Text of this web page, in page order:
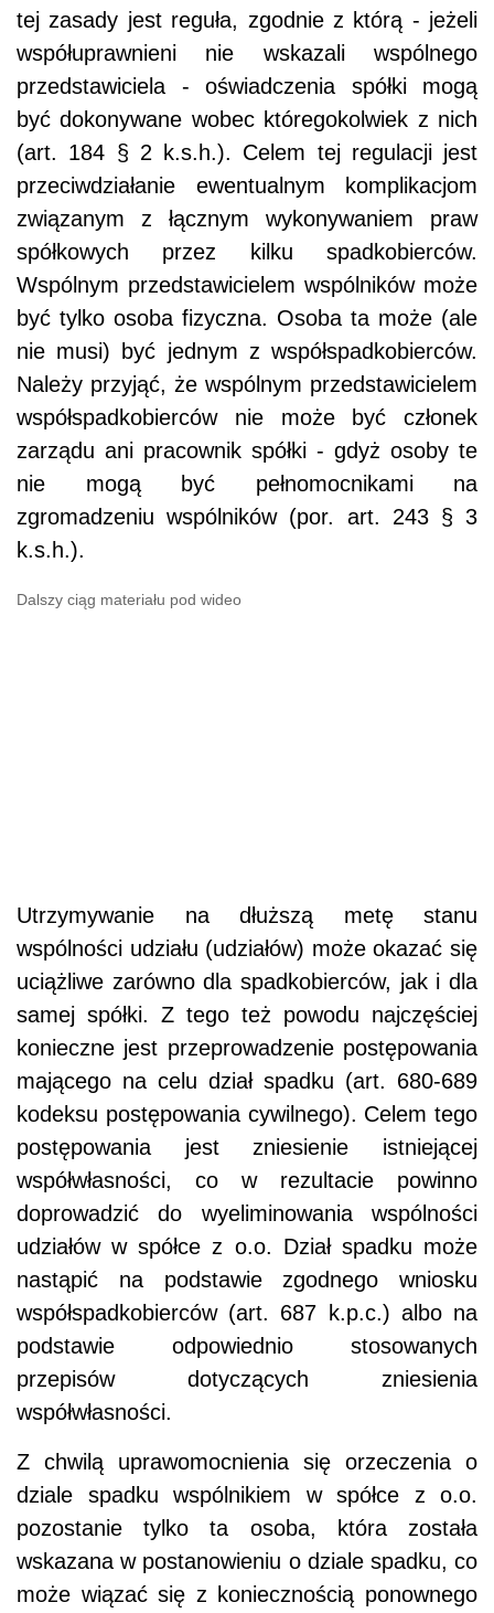
tej zasady jest reguła, zgodnie z którą - jeżeli
współuprawnieni nie wskazali wspólnego
przedstawiciela - oświadczenia spółki mogą
być dokonywane wobec któregokolwiek z nich
(art. 184 § 2 k.s.h.). Celem tej regulacji jest
przeciwdziałanie ewentualnym komplikacjom
związanym z łącznym wykonywaniem praw
spółkowych przez kilku spadkobierców.
Wspólnym przedstawicielem wspólników może
być tylko osoba fizyczna. Osoba ta może (ale
nie musi) być jednym z współspadkobierców.
Należy przyjąć, że wspólnym przedstawicielem
współspadkobierców nie może być członek
zarządu ani pracownik spółki - gdyż osoby te
nie mogą być pełnomocnikami na
zgromadzeniu wspólników (por. art. 243 § 3
k.s.h.).
Dalszy ciąg materiału pod wideo
Utrzymywanie na dłuższą metę stanu
wspólności udziału (udziałów) może okazać się
uciążliwe zarówno dla spadkobierców, jak i dla
samej spółki. Z tego też powodu najczęściej
konieczne jest przeprowadzenie postępowania
mającego na celu dział spadku (art. 680-689
kodeksu postępowania cywilnego). Celem tego
postępowania jest zniesienie istniejącej
współwłasności, co w rezultacie powinno
doprowadzić do wyeliminowania wspólności
udziałów w spółce z o.o. Dział spadku może
nastąpić na podstawie zgodnego wniosku
współspadkobierców (art. 687 k.p.c.) albo na
podstawie odpowiednio stosowanych
przepisów dotyczących zniesienia
współwłasności.
Z chwilą uprawomocnienia się orzeczenia o
dziale spadku wspólnikiem w spółce z o.o.
pozostanie tylko ta osoba, która została
wskazana w postanowieniu o dziale spadku, co
może wiązać się z koniecznością ponownego